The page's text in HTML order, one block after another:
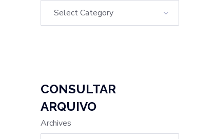
CONSULTAR
ARQUIVO
Archives